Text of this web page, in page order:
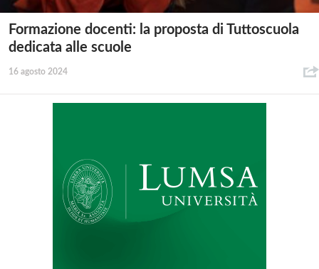
Formazione docenti: la proposta di Tuttoscuola
dedicata alle scuole
16 agosto 2024